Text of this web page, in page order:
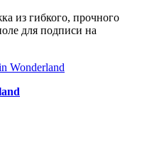
из гибкого, прочного
для подписи на